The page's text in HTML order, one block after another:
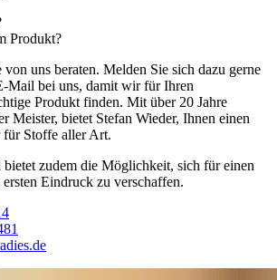
Produkt?
von uns beraten. Melden Sie sich dazu gerne
Mail bei uns, damit wir für Ihren
Produkt finden. Mit über 20 Jahre
Meister, bietet Stefan Wieder, Ihnen einen
für Stoffe aller Art.
bietet zudem die Möglichkeit, sich für einen
Eindruck zu verschaffen.